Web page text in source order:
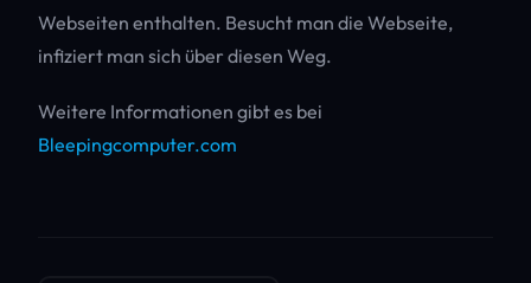
Webseiten enthalten. Besucht man die Webseite,
infiziert man sich über diesen Weg.
Weitere Informationen gibt es bei
Bleepingcomputer.com